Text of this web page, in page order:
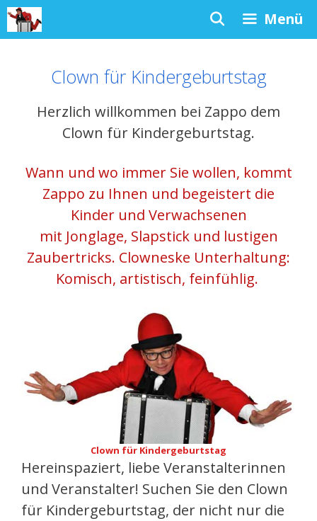
Zum
Inhalt
Menü
Clown für Kindergeburtstag
Herzlich willkommen bei Zappo dem
Clown für Kindergeburtstag.
Wann und wo immer Sie wollen, kommt
Zappo zu Ihnen und begeistert die
Kinder und Verwachsenen
mit Jonglage, Slapstick und lustigen
Zaubertricks. Clowneske Unterhaltung:
Komisch, artistisch, feinfühlig.
Clown für Kindergeburtstag
Hereinspaziert, liebe Veranstalterinnen
und Veranstalter! Suchen Sie den Clown
für Kindergeburtstag, der nicht nur die